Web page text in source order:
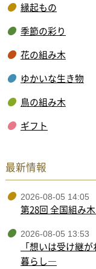
縁起もの
季節の彩り
花の組み木
ゆかいな生き物
鳥の組み木
ギフト
最新情報
2026-08-05 14:05
第28回 全国組み
2026-08-05 13:53
「想いは受け継
暮らし―